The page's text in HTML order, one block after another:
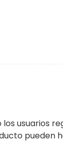
los usuarios
pueden